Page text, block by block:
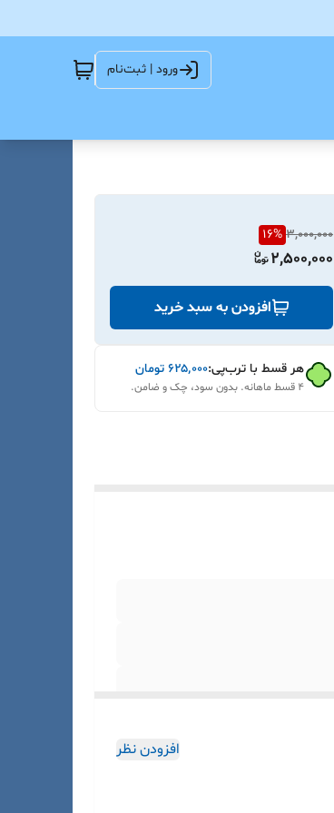
ورود | ثبت‌نام
3,000,000
16%
2,500,000
افزودن به سبد خرید
هر قسط با ترب‌پی:۶۲۵٬۰۰۰ تومان
۴ قسط ماهانه. بدون سود، چک و ضامن.
افزودن نظر